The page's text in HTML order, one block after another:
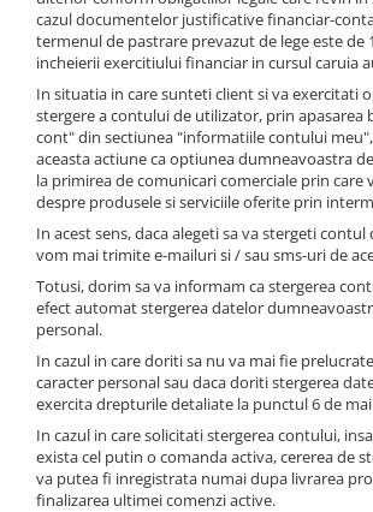
cazul documentelor justificative financiar-
termenul de pastrare prevazut de lege este de
incheierii exercitiului financiar in cursul caruia
In situatia in care sunteti client si va exercitati
stergere a contului de utilizator, prin apasarea
cont" din sectiunea "informatiile contului
aceasta actiune ca optiunea dumneavoastra
la primirea de comunicari comerciale prin care
despre produsele si serviciile oferite prin
In acest sens, daca alegeti sa va stergeti
vom mai trimite e-mailuri si / sau sms-uri de
Totusi, dorim sa va informam ca stergerea
efect automat stergerea datelor
personal.
In cazul in care doriti sa nu va mai fie
caracter personal sau daca doriti stergerea
exercita drepturile detaliate la punctul 6 de
In cazul in care solicitati stergerea contului,
exista cel putin o comanda activa, cererea de
va putea fi inregistrata numai dupa livrarea
finalizarea ultimei comenzi active.